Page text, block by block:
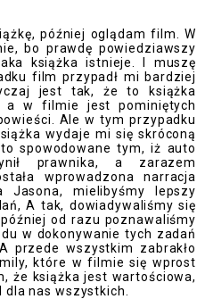
później oglądam film. W
bo prawdę powiedziawszy
książka istnieje. I muszę
film przypadł mi bardziej
jest tak, że to książka
a w filmie jest pominiętych
Ale w tym przypadku
wydaje mi się skróconą
spowodowane tym, iż auto
prawnika, a zarazem
wprowadzona narracja
mielibyśmy lepszy
A tak, dowiadywaliśmy się
od razu poznawaliśmy
w dokonywanie tych zadań
przede wszystkim zabrakło
które w filmie się wprost
że książka jest wartościowa,
nas wszystkich.